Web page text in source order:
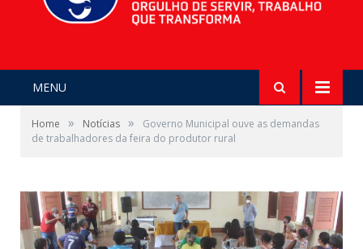
MENU
Home » Notícias »
Governo Municipal ouve as demandas
de trabalhadores da feira do produtor rural